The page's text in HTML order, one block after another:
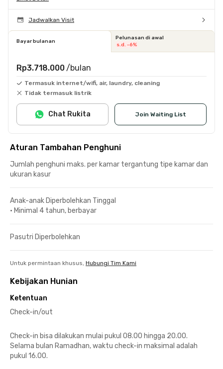
Jadwalkan Visit
Bayar bulanan
Pelunasan di awal
s.d. -6%
Rp3.718.000 /bulan
Termasuk internet/wifi, air, laundry, cleaning
Tidak termasuk listrik
Join Waiting List
Chat Rukita
Aturan Tambahan Penghuni
Jumlah penghuni maks. per kamar tergantung tipe kamar dan
ukuran kasur
Anak-anak Diperbolehkan Tinggal
• Minimal 4 tahun, berbayar
Pasutri Diperbolehkan
Untuk permintaan khusus, Hubungi Tim Kami
Kebijakan Hunian
Ketentuan
Check-in/out
Check-in bisa dilakukan mulai pukul 08.00 hingga 20.00.
Selama bulan Ramadhan, waktu check-in maksimal adalah
pukul 16.00.